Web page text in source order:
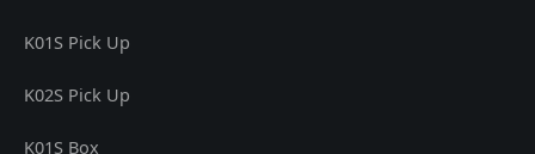
K01S Pick Up
K02S Pick Up
K01S Box